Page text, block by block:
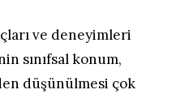
ve deneyimleri
sınıfsal konum,
düşünülmesi çok